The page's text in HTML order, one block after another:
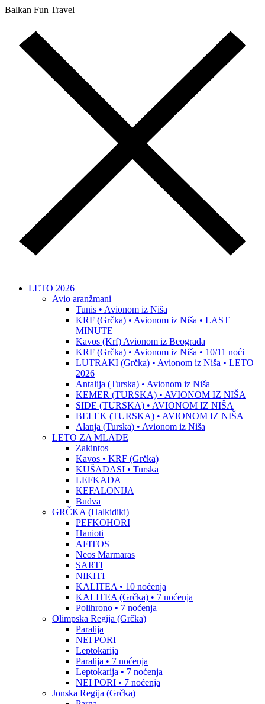
Balkan Fun Travel
LETO 2026
Avio aranžmani
Tunis • Avionom iz Niša
KRF (Grčka) • Avionom iz Niša • LAST
MINUTE
Kavos (Krf) Avionom iz Beograda
KRF (Grčka) • Avionom iz Niša • 10/11 noći
LUTRAKI (Grčka) • Avionom iz Niša • LETO
2026
Antalija (Turska) • Avionom iz Niša
KEMER (TURSKA) • AVIONOM IZ NIŠA
SIDE (TURSKA) • AVIONOM IZ NIŠA
BELEK (TURSKA) • AVIONOM IZ NIŠA
Alanja (Turska) • Avionom iz Niša
LETO ZA MLADE
Zakintos
Kavos • KRF (Grčka)
KUŠADASI • Turska
LEFKADA
KEFALONIJA
Budva
GRČKA (Halkidiki)
PEFKOHORI
Hanioti
AFITOS
Neos Marmaras
SARTI
NIKITI
KALITEA • 10 noćenja
KALITEA (Grčka) • 7 noćenja
Polihrono • 7 noćenja
Olimpska Regija (Grčka)
Paralija
NEI PORI
Leptokarija
Paralija • 7 noćenja
Leptokarija • 7 noćenja
NEI PORI • 7 noćenja
Jonska Regija (Grčka)